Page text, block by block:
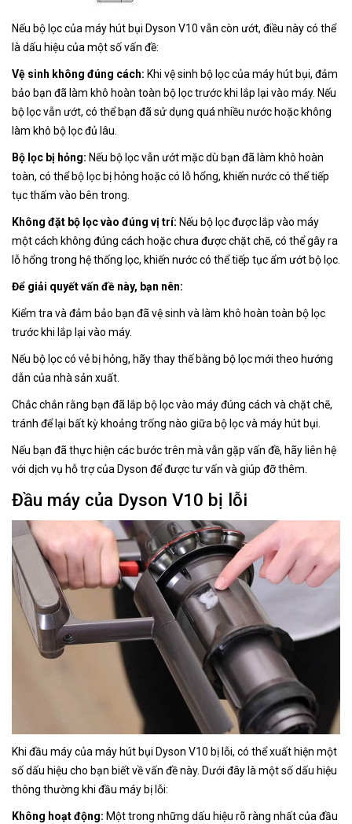
Nếu bộ lọc của máy hút bụi Dyson V10 vẫn còn ướt, điều này có thể
là dấu hiệu của một số vấn đề:
Vệ sinh không đúng cách: Khi vệ sinh bộ lọc của máy hút bụi, đảm
bảo bạn đã làm khô hoàn toàn bộ lọc trước khi lắp lại vào máy. Nếu
bộ lọc vẫn ướt, có thể bạn đã sử dụng quá nhiều nước hoặc không
làm khô bộ lọc đủ lâu.
Bộ lọc bị hỏng: Nếu bộ lọc vẫn ướt mặc dù bạn đã làm khô hoàn
toàn, có thể bộ lọc bị hỏng hoặc có lỗ hổng, khiến nước có thể tiếp
tục thấm vào bên trong.
Không đặt bộ lọc vào đúng vị trí: Nếu bộ lọc được lắp vào máy
một cách không đúng cách hoặc chưa được chặt chẽ, có thể gây ra
lỗ hổng trong hệ thống lọc, khiến nước có thể tiếp tục ẩm ướt bộ lọc.
Để giải quyết vấn đề này, bạn nên:
Kiểm tra và đảm bảo bạn đã vệ sinh và làm khô hoàn toàn bộ lọc
trước khi lắp lại vào máy.
Nếu bộ lọc có vẻ bị hỏng, hãy thay thế bằng bộ lọc mới theo hướng
dẫn của nhà sản xuất.
Chắc chắn rằng bạn đã lắp bộ lọc vào máy đúng cách và chặt chẽ,
tránh để lại bất kỳ khoảng trống nào giữa bộ lọc và máy hút bụi.
Nếu bạn đã thực hiện các bước trên mà vẫn gặp vấn đề, hãy liên hệ
với dịch vụ hỗ trợ của Dyson để được tư vấn và giúp đỡ thêm.
Đầu máy của Dyson V10 bị lỗi
Khi đầu máy của máy hút bụi Dyson V10 bị lỗi, có thể xuất hiện một
số dấu hiệu cho bạn biết về vấn đề này. Dưới đây là một số dấu hiệu
thông thường khi đầu máy bị lỗi:
Không hoạt động: Một trong những dấu hiệu rõ ràng nhất của đầu